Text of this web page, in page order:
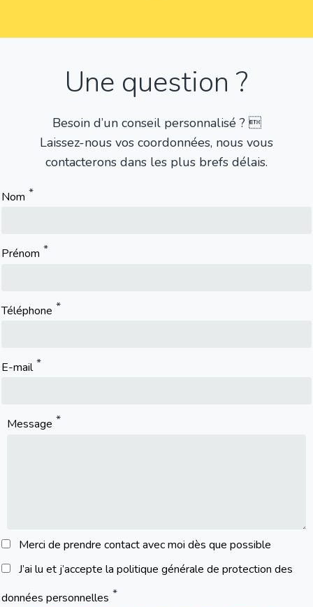
Une question ?
Besoin d’un conseil personnalisé ? 
Laissez-nous vos coordonnées, nous vous
contacterons dans les plus brefs délais.
Nom
Prénom
Téléphone
E-mail
Message
Merci de prendre contact avec moi dès que possible
J’ai lu et j’accepte la politique générale de protection des
données personnelles